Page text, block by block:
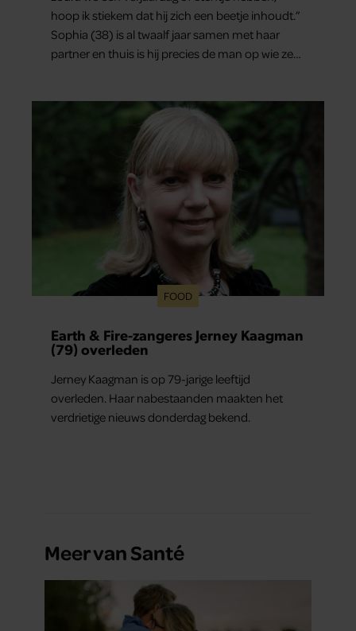
hoop ik stiekem dat hij zich een beetje inhoudt.”
Sophia (38) is al twaalf jaar samen met haar
partner en thuis is hij precies de man op wie ze
ze samen onder de mensen zijn.
FOOD
Earth & Fire-zangeres Jerney Kaagman
(79) overleden
Jerney Kaagman is op 79-jarige leeftijd
overleden. Haar nabestaanden maakten het
verdrietige nieuws donderdag bekend.
Meer van Santé